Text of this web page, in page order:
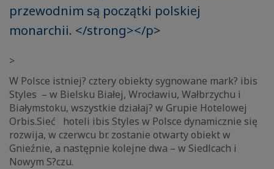
przewodnim są początki polskiej
monarchii. </strong></p>
>
W Polsce istniej? cztery obiekty sygnowane mark? ibis
Styles – w Bielsku Białej, Wrocławiu, Wałbrzychu i
Białymstoku, wszystkie działaj? w Grupie Hotelowej
Orbis.Sieć hoteli ibis Styles w Polsce dynamicznie się
rozwija, w czerwcu br. zostanie otwarty obiekt w
Gnieźnie, a następnie kolejne dwa – w Siedlcach i
Nowym S?czu.